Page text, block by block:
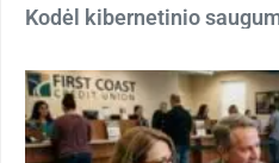
Kodėl kibernetinio